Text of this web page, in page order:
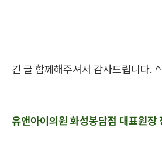
긴 글 함께해주셔서 감사드립니다.
유앤아이의원 화성봉담점 대표원장